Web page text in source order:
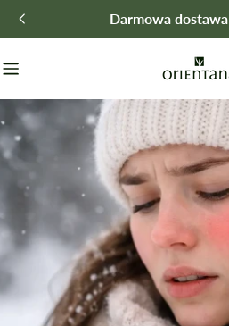
Przejdź
do
Darmowa